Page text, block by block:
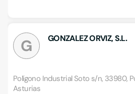
G GONZALEZ ORVIZ, S.L.
Polígono Industrial Soto s/n, 33980,
Asturias